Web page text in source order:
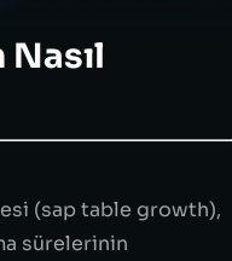
(sap table growth),
sürelerinin